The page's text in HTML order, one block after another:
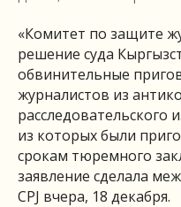
«Комитет по защите
решение суда
обвинительные
журналистов из
расследовательского
из которых были
срокам тюремного
заявление сделала
CPJ вчера, 18 декабря.